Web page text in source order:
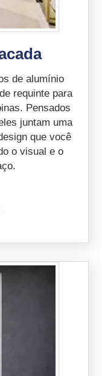
de alumínio
requinte para
Pensados
juntam uma
que você
o visual e o